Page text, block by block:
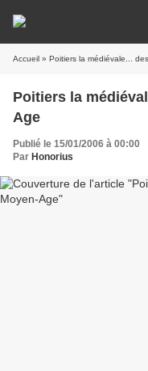
Accueil » Poitiers la médiévale...
Poitiers la
Age
Publié le 15/01/2006 à 00:00
Par Honorius